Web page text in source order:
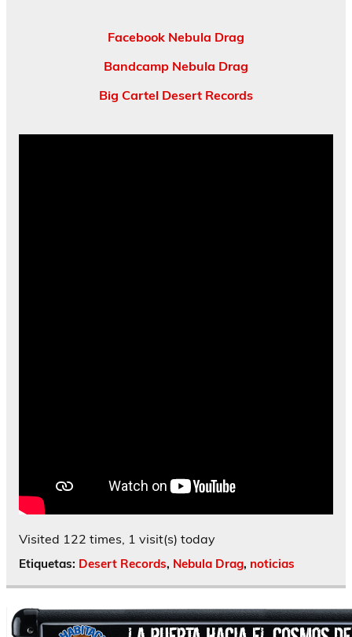
Facebook Nebula Drag
Bandcamp Nebula Drag
Big Cartel Desert Records
Visited 122 times, 1 visit(s) today
Etiquetas: Desert Records, Nebula Drag, noticias